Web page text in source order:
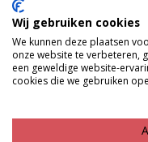
Gratis verzenden
Gratis ophalen en
Bekijk voorraad
Deze vierkante
Wij gebruiken cookies
We kunnen deze plaatsen
onze website te verbeteren,
een geweldige website-
cookies die we gebruiken